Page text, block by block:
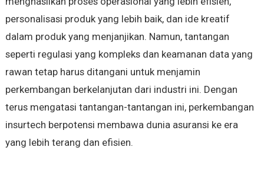
personalisasi produk yang lebih baik, dan ide kreatif
dalam produk yang menjanjikan. Namun, tantangan
seperti regulasi yang kompleks dan keamanan data yang
rawan tetap harus ditangani untuk menjamin
perkembangan berkelanjutan dari industri ini. Dengan
terus mengatasi tantangan-tantangan ini, perkembangan
insurtech berpotensi membawa dunia asuransi ke era
yang lebih terang dan efisien.